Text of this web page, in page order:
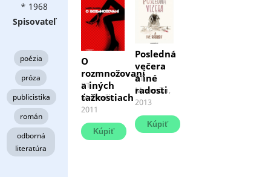
* 1968
Spisovateľ
poézia
próza
publicistika
román
odborná
literatúra
O
rozmnožovaní
a iných
ťažkostiach
PT
Marenčin,
2011
Veselý
realistický
román
súčasnom
Posledná
večera
a iné
radosti
PT
Marenčin,
2013
radosti
je